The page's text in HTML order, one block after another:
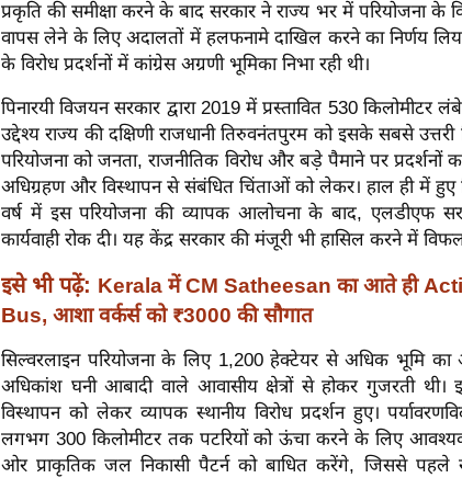
प्रकृति की समीक्षा करने के बाद सरकार ने राज्य भर में परियोजना के
वापस लेने के लिए अदालतों में हलफनामे दाखिल करने का निर्णय
के विरोध प्रदर्शनों में कांग्रेस अग्रणी भूमिका निभा रही थी।
पिनारयी विजयन सरकार द्वारा 2019 में प्रस्तावित 530 किलोमीटर
उद्देश्य राज्य की दक्षिणी राजधानी तिरुवनंतपुरम को इसके सबसे
परियोजना को जनता, राजनीतिक विरोध और बड़े पैमाने पर प्रदर्शनों
अधिग्रहण और विस्थापन से संबंधित चिंताओं को लेकर। हाल ही में
वर्ष में इस परियोजना की व्यापक आलोचना के बाद, एलडीएफ
कार्यवाही रोक दी। यह केंद्र सरकार की मंजूरी भी हासिल करने में विफल
इसे भी पढ़ें: Kerala में CM Satheesan का आते ही
Bus, आशा वर्कर्स को ₹3000 की सौगात
सिल्वरलाइन परियोजना के लिए 1,200 हेक्टेयर से अधिक भूमि
अधिकांश घनी आबादी वाले आवासीय क्षेत्रों से होकर गुजरती
विस्थापन को लेकर व्यापक स्थानीय विरोध प्रदर्शन हुए।
लगभग 300 किलोमीटर तक पटरियों को ऊंचा करने के लिए
ओर प्राकृतिक जल निकासी पैटर्न को बाधित करेंगे, जिससे पहले